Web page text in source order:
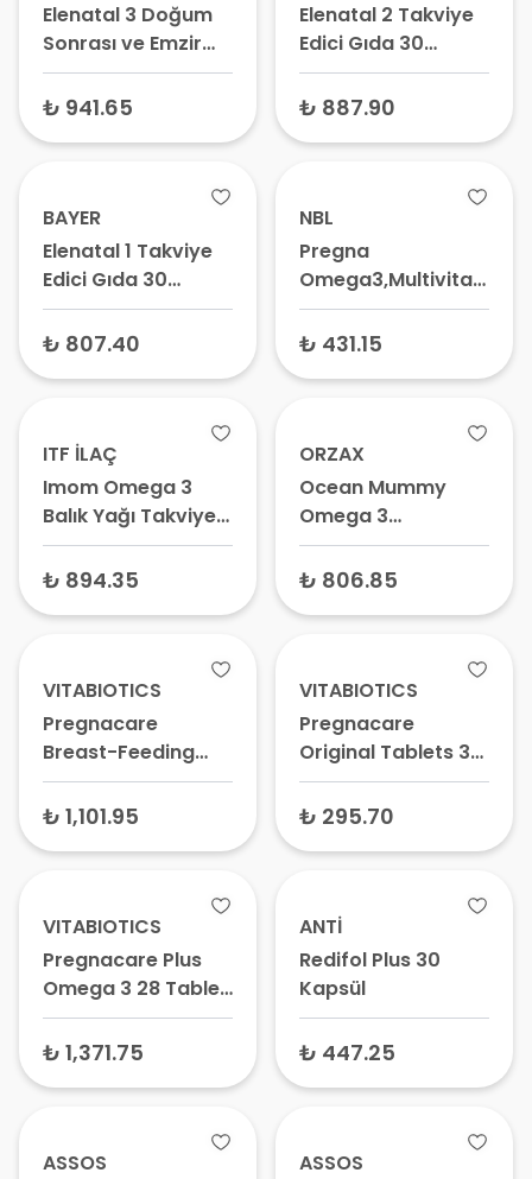
Elenatal 3 Doğum
Sonrası ve Emzirme
Vitamini 30 Kapsül
– Lohusa Vitamini,
₺ 941.65
Elenatal 2 Takviye
Edici Gıda 30
Tablet – Gebelik ve
Emzirme Vitamini,
₺ 887.90
BAYER
Elenatal 1 Takviye
Edici Gıda 30
Tablet – Hamilelik
Planlama Vitamini,
₺ 807.40
NBL
Pregna
Omega3,Multivitamin
ve Multimineral 30
Yumuşak Kapsül –
₺ 431.15
ITF İLAÇ
Imom Omega 3
Balık Yağı Takviye
Edici Gıda 30
Kapsül – Hamilelik
Gebelikte Omega 3
Desteği
₺ 894.35
ORZAX
Ocean Mummy
Omega 3
Multivitamin
Multimineral içeren
Emzirme Vitamini,
Gebelik
Multivitamini
₺ 806.85
VITABIOTICS
Pregnacare
Breast-Feeding
Omega 3 56 Tablet
+ 28 Kapsül
₺ 1,101.95
VITABIOTICS
Pregnacare
Original Tablets 30
Tablet
₺ 295.70
VITABIOTICS
Pregnacare Plus
Omega 3 28 Tablet
+ 28 Kapsül
₺ 1,371.75
ANTİ
Redifol Plus 30
Kapsül
₺ 447.25
ASSOS ASSOS